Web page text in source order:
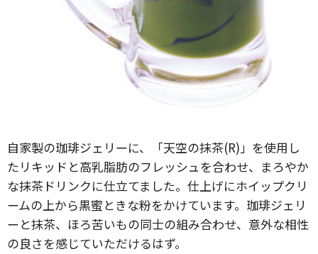
自家製の珈琲ジェリーに、「天空の抹茶(R)」を使用し
たリキッドと高乳脂肪のフレッシュを合わせ、まろやか
な抹茶ドリンクに仕立てました。仕上げにホイップクリ
ームの上から黒蜜ときな粉をかけています。珈琲ジェリ
ーと抹茶、ほろ苦いもの同士の組み合わせ、意外な相性
の良さを感じていただけるはず。